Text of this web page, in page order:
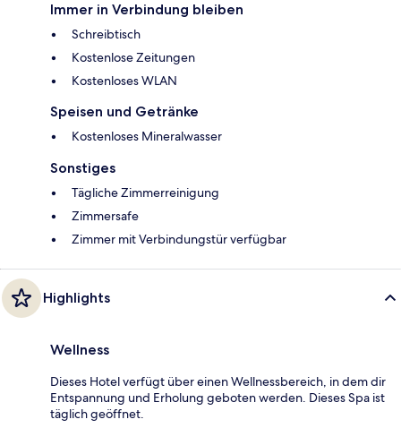
Immer in Verbindung bleiben
Schreibtisch
Kostenlose Zeitungen
Kostenloses WLAN
Speisen und Getränke
Kostenloses Mineralwasser
Sonstiges
Tägliche Zimmerreinigung
Zimmersafe
Zimmer mit Verbindungstür verfügbar
Highlights
Wellness
Dieses Hotel verfügt über einen Wellnessbereich, in dem dir
Entspannung und Erholung geboten werden. Dieses Spa ist
täglich geöffnet.